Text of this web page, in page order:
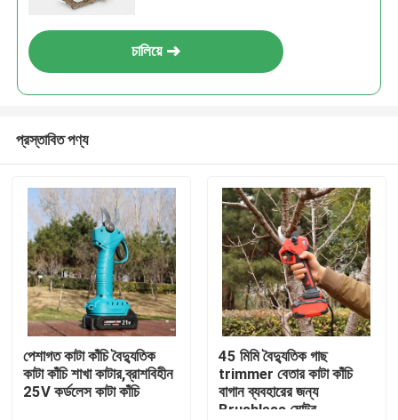
জমা দিন
চালিয়ে
প্রস্তাবিত পণ্য
পেশাগত কাটা কাঁচি বৈদ্যুতিক
কাটা কাঁচি শাখা কাটার,ব্রাশবিহীন
25V কর্ডলেস কাটা কাঁচি
45 মিমি বৈদ্যুতিক গাছ
trimmer বেতার কাটা কাঁচি
বাগান ব্যবহারের জন্য
Brushless মোটর